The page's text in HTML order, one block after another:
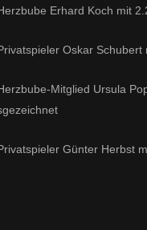
Erhard Koch mit
Oskar Schubert
Mitglied Ursula
Günter Herbst